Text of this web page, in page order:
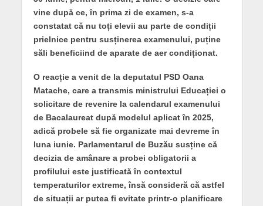
vine după ce, în prima zi de examen, s-a
constatat că nu toți elevii au parte de condiții
prielnice pentru susținerea examenului, puține
săli beneficiind de aparate de aer condiționat.
O reacție a venit de la deputatul PSD Oana
Matache, care a transmis ministrului Educației o
solicitare de revenire la calendarul examenului
de Bacalaureat după modelul aplicat în 2025,
adică probele să fie organizate mai devreme în
luna iunie. Parlamentarul de Buzău susține că
decizia de amânare a probei obligatorii a
profilului este justificată în contextul
temperaturilor extreme, însă consideră că astfel
de situații ar putea fi evitate printr-o planificare